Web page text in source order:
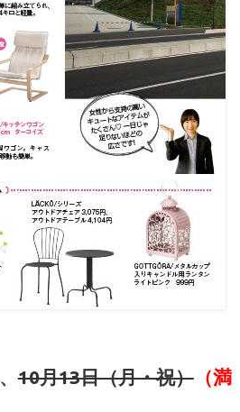
、10月13日（月・祝）（満